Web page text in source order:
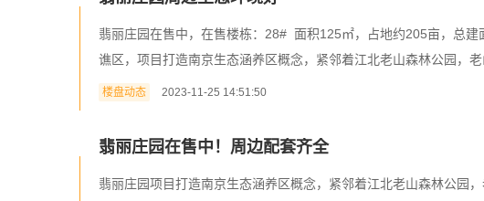
翡丽庄园在售中，在售楼栋：28# 面积125㎡，占地约205亩，总
谯区，项目打造南京生态涵养区概念，紧邻着江北老山森林公园，
楼盘动态 2023-11-25 14:51:50
翡丽庄园在售中！周边配套齐全
翡丽庄园项目打造南京生态涵养区概念，紧邻着江北老山森林公园